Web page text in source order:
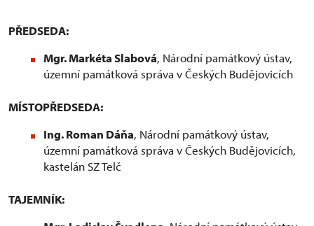
PŘEDSEDA:
Mgr. Markéta Slabová, Národní památkový ústav,
územní památková správa v Českých Budějovicích
MÍSTOPŘEDSEDA:
Ing. Roman Dáňa, Národní památkový ústav,
územní památková správa v Českých Budějovicích,
kastelán SZ Telč
TAJEMNÍK: